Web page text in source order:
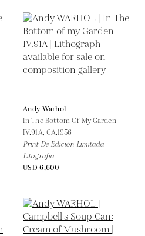
Andy Warhol
In The Bottom Of My Garden
IV.91A, CA.1956
Print De Edición Limitada
Litografía
USD 6,600